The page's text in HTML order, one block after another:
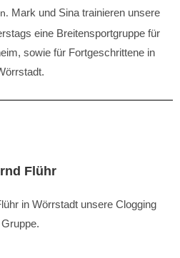
Mark und Sina trainieren unsere
eine Breitensportgruppe für
sowie für Fortgeschrittene in
Flühr
in Wörrstadt unsere Clogging
Gruppe.